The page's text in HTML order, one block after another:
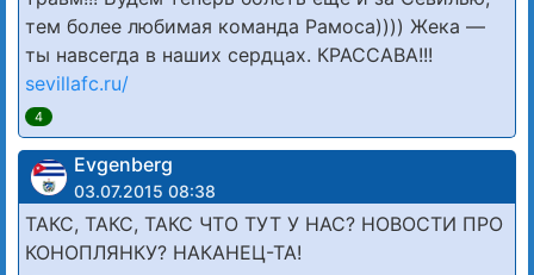
тем более любимая команда Рамоса)))) Жека —
ты навсегда в наших сердцах. КРАССАВА!!!
sevillafc.ru/
4
Evgenberg
03.07.2015 08:38
ТАКС, ТАКС, ТАКС ЧТО ТУТ У НАС? НОВОСТИ ПРО
КОНОПЛЯНКУ? НАКАНЕЦ-ТА!